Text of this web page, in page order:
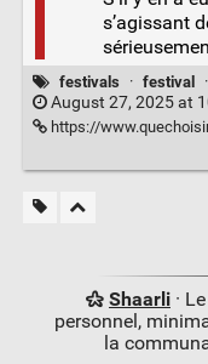
s’agissant
festivals · festival ·
August 27, 2025 at
https://www.quechoisir.org/billet-de-la-presidente-
Shaarli·
personnel,
la